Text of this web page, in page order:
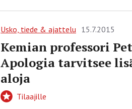
Usko, tiede & ajattelu 15.7.2015
Kemian professori
Apologia tarvitsee
aloja
Tilaajille